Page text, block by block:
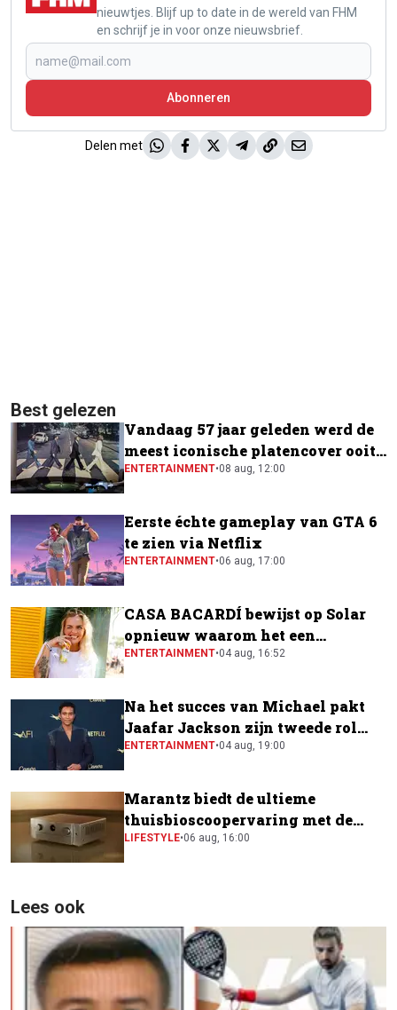
nieuwtjes. Blijf up to date in de wereld van FHM
en schrijf je in voor onze nieuwsbrief.
Abonneren
Delen met
Best gelezen
Vandaag 57 jaar geleden werd de
meest iconische platencover ooit
gemaakt
ENTERTAINMENT•08 aug, 12:00
Eerste échte gameplay van GTA 6
te zien via Netflix
ENTERTAINMENT•06 aug, 17:00
CASA BACARDÍ bewijst op Solar
opnieuw waarom het een
festivalfavoriet is
ENTERTAINMENT•04 aug, 16:52
Na het succes van Michael pakt
Jaafar Jackson zijn tweede rol
naast Will Smith
ENTERTAINMENT•04 aug, 19:00
Marantz biedt de ultieme
thuisbioscoopervaring met de
CINEMA Series 2
LIFESTYLE•06 aug, 16:00
Lees ook